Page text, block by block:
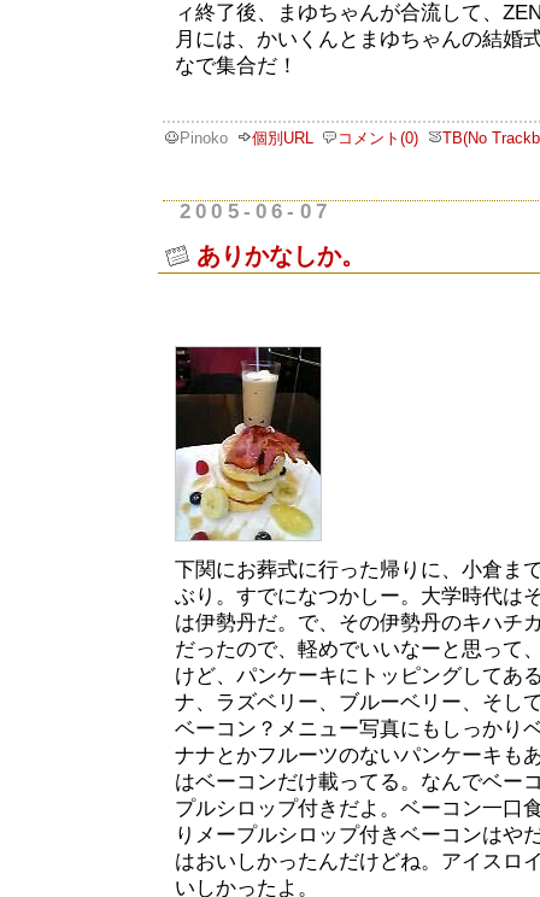
ィ終了後、まゆちゃんが合流して、
月には、かいくんとまゆちゃんの結婚
なで集合だ！
Pinoko 個別URL コメント(0) TB(No
2005-06-07
ありかなしか。
下関にお葬式に行った帰りに、小倉ま
ぶり。すでになつかしー。大学時代は
は伊勢丹だ。で、その伊勢丹のキハチ
だったので、軽めでいいなーと思って
けど、パンケーキにトッピングしてあ
ナ、ラズベリー、ブルーベリー、そし
ベーコン？メニュー写真にもしっかり
ナナとかフルーツのないパンケーキも
はベーコンだけ載ってる。なんでベー
プルシロップ付きだよ。ベーコン一口
りメープルシロップ付きベーコンはや
はおいしかったんだけどね。アイスロ
いしかったよ。